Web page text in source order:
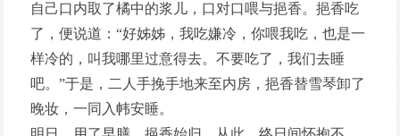
自己口内取了橘中的浆儿，口对口喂与挹香。挹香吃
了，便说道：“好姊姊，我吃嫌冷，你喂我吃，也是一
样冷的，叫我哪里过意得去。不要吃了，我们去睡
吧。”于是，二人手挽手地来至内房，挹香替雪琴卸了
晚妆，一同入帏安睡。